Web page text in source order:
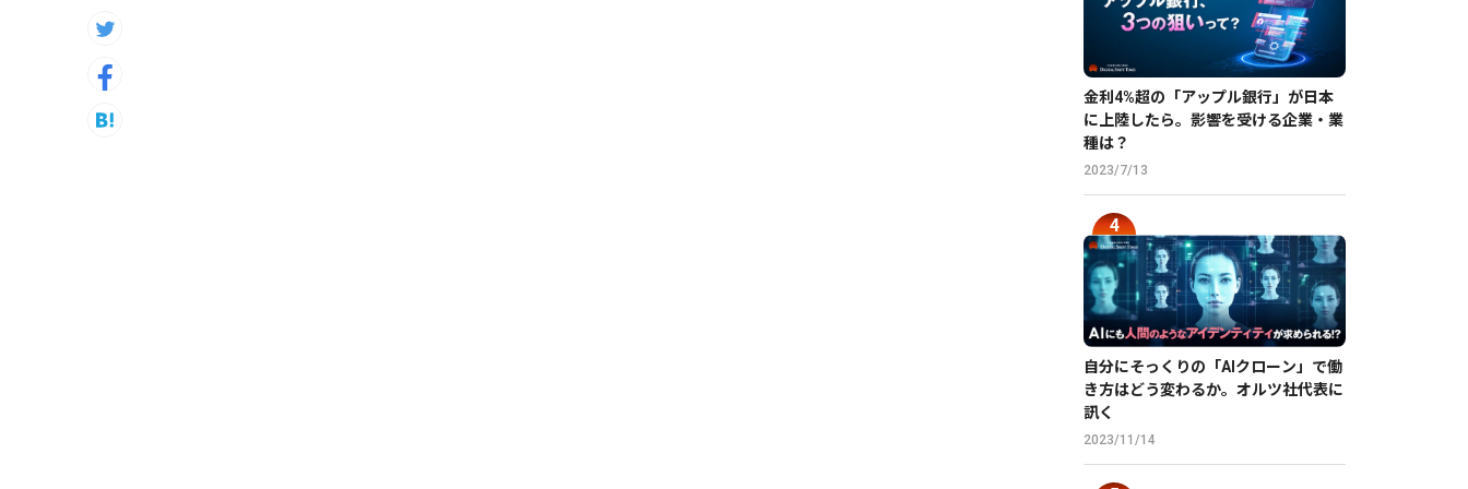
金利4%超の「アップル銀行」が日本
に上陸したら。影響を受ける企業・業
種は？
2023/7/13
自分にそっくりの「AIクローン」で働
き方はどう変わるか。オルツ社代表に
訊く
2023/11/14